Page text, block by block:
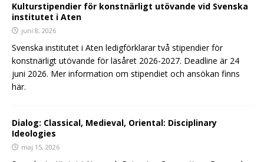
Kulturstipendier för konstnärligt utövande vid Svenska
institutet i Aten
juni 8, 2026
Svenska institutet i Aten ledigförklarar två stipendier för
konstnärligt utövande för läsåret 2026-2027. Deadline är 24
juni 2026. Mer information om stipendiet och ansökan finns
här.
Dialog: Classical, Medieval, Oriental: Disciplinary
Ideologies
maj 15, 2026